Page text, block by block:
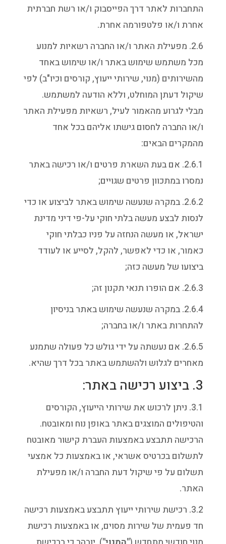
התחברות לאתר דרך הפייסבוק ו/או רשת חברתית
אחרת ו/או פלטפורמה אחרת.
2.6. מפעילת האתר ו/או החברה רשאיות למנוע
מכל משתמש שימוש באתר ו/או שימוש באחד
מהשירותים (מנוי, שירותי ייעוץ, קורסים וכיו"ב) לפי
שיקול דעתן המוחלט, וללא הודעה למשתמש.
מבלי לגרוע מהאמור לעיל, רשאיות מפעילת האתר
ו/או החברה לחסום גישתו אליהם בכל אחד
מהמקרים הבאים:
2.6.1. אם בעת השארת פרטים ו/או רכישה באתר
נמסרו במתכוון פרטים שגויים;
2.6.2. במקרה שנעשה שימוש באתר לביצוע או כדי
לנסות לבצע מעשה בלתי חוקי על-פי דיני מדינת
ישראל, או מעשה הנחזה על פניו כבלתי חוקי
כאמור, או כדי לאפשר, להקל, לסייע או לעודד
ביצועו של מעשה כזה;
2.6.3. אם הופרו תנאי תקנון זה;
2.6.4. במקרה שנעשה שימוש באתר בניסיון
להתחרות באתר ו/או בחברה;
2.6.5. אם נעשתה על ידי גולש כל פעולה שתמנע
מאחרים לגלוש ולהשתמש באתר בכל דרך שהיא.
3. ביצוע רכישה באתר:
3.1. ניתן לרכוש את שירותי הייעוץ, הקורסים
והטיפולים המוצגים באתר באופן נוח ומאובטח.
הרכישה תתבצע באמצעות העברת קישור מאובטח
לתשלום בכרטיס אשראי, או באמצעות כל אמצעי
תשלום על פי שיקול דעת החברה ו/או מפעילת
האתר.
3.2. רכישת שירותי ייעוץ תתבצע באמצעות רכישה
חד פעמית של שירות מסוים, או באמצעות רכישת